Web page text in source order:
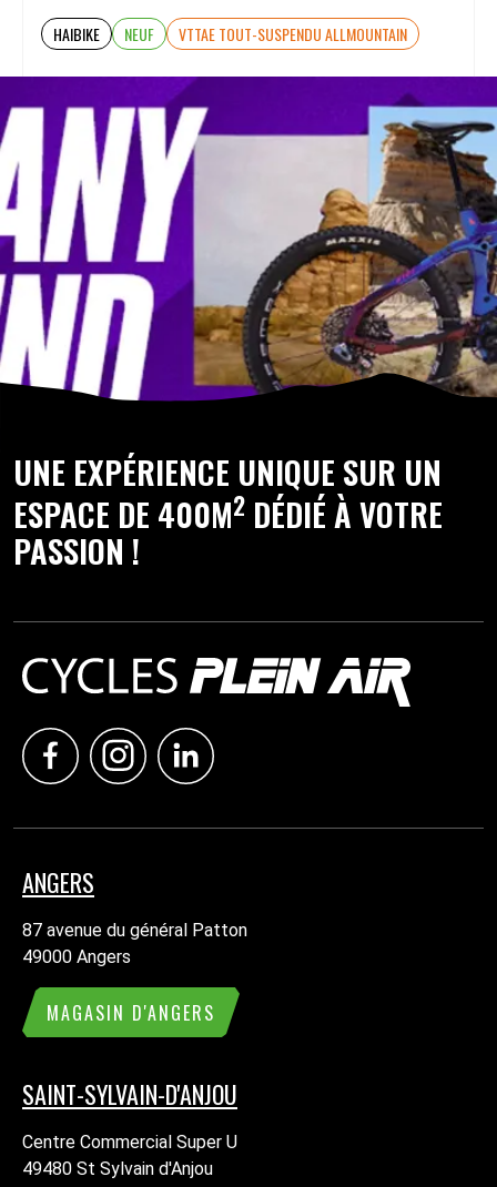
HAIBIKE NEUF VTTAE TOUT-SUSPENDU ALLMOUNTAIN
UNE EXPÉRIENCE UNIQUE SUR UN
ESPACE DE 400M2 DÉDIÉ À VOTRE
PASSION !
ANGERS
87 avenue du général Patton
49000 Angers
MAGASIN D'ANGERS
SAINT-SYLVAIN-D'ANJOU
Centre Commercial Super U
49480 St Sylvain d'Anjou